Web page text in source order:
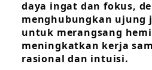
daya ingat dan fokus,
menghubungkan ujung
untuk merangsang
meningkatkan kerja
rasional dan intuisi.